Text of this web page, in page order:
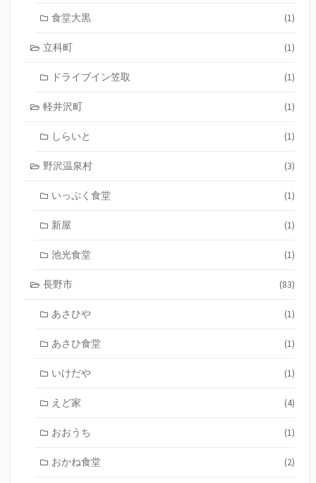
食堂大黒 (1)
立科町 (1)
ドライブイン笠取 (1)
軽井沢町 (1)
しらいと (1)
野沢温泉村 (3)
いっぷく食堂 (1)
新屋 (1)
池光食堂 (1)
長野市 (83)
あさひや (1)
あさひ食堂 (1)
いけだや (1)
えど家 (4)
おおうち (1)
おかね食堂 (2)